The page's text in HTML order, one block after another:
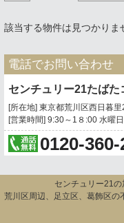
該当する物件は見つかりま
電話でお問い合わせ
センチュリー21たば
[所在地] 東京都荒川区西日暮
[営業時間] 9:30～1８:00 水曜
0120-360-
センチュリー21の
荒川区周辺、足立区、葛飾区の